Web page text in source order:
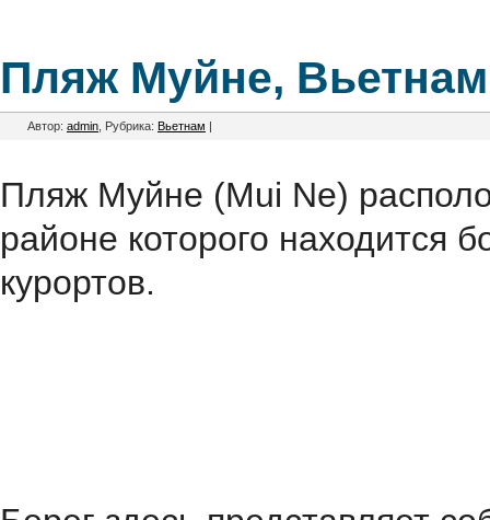
Пляж Муйне,
Автор: admin , Рубрика: Вьетнам |
Пляж Муйне (Mui Ne)
районе которого находится
курортов.